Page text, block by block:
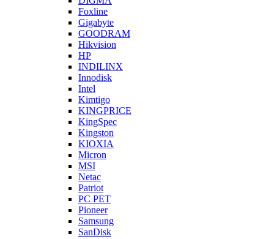
Foxline
Gigabyte
GOODRAM
Hikvision
HP
INDILINX
Innodisk
Intel
Kimtigo
KINGPRICE
KingSpec
Kingston
KIOXIA
Micron
MSI
Netac
Patriot
PC PET
Pioneer
Samsung
SanDisk